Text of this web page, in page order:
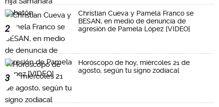
2
Christian Cueva y Pamela Franco se
BESAN, en medio de denuncia de
agresión de Pamela López [VIDEO]
3
Horóscopo de hoy, miércoles 21 de
agosto, según tu signo zodiacal